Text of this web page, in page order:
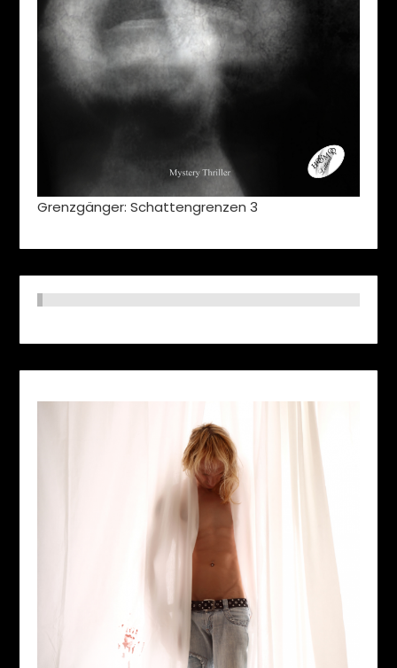
Grenzgänger: Schattengrenzen 3